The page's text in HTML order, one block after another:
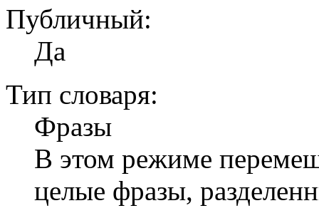
Публичный:
Да
Тип словаря:
Фразы
В этом режиме
целые фразы,